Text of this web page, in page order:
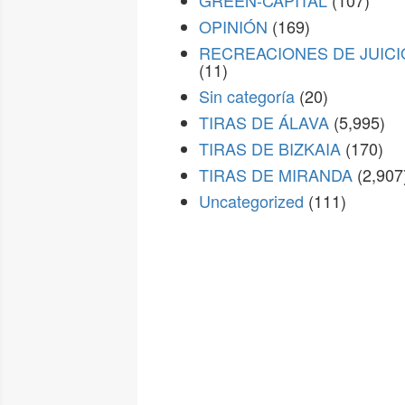
OPINIÓN (169)
RECREACIONES DE
(11)
Sin categoría (20)
TIRAS DE ÁLAVA (5,995)
TIRAS DE BIZKAIA (170)
TIRAS DE MIRANDA
Uncategorized (111)